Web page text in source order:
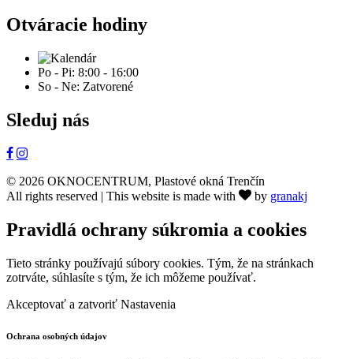
Otváracie hodiny
Po - Pi: 8:00 - 16:00
So - Ne: Zatvorené
Sleduj nás
© 2026 OKNOCENTRUM, Plastové okná Trenčín
All rights reserved | This website is made with
by granakj
Pravidlá ochrany súkromia a cookies
Tieto stránky používajú súbory cookies. Tým, že na stránkach
zotrváte, súhlasíte s tým, že ich môžeme používať.
Akceptovať a zatvoriť Nastavenia
Ochrana osobných údajov